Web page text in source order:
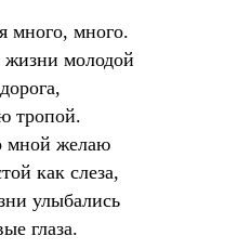
много, много.
молодой
тропой.
мной желаю
как слеза,
улыбались
глаза.